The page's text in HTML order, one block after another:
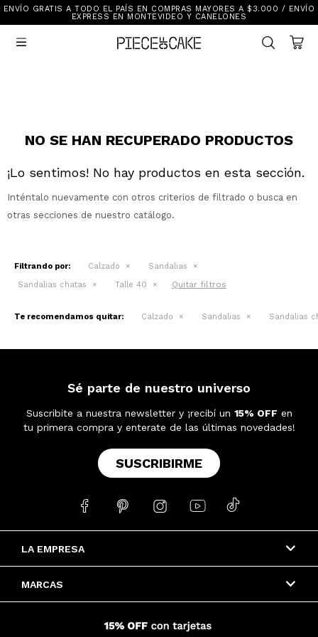
ENVÍO GRATIS A TODO EL PAÍS EN COMPRAS MAYORES A $3.000 / ENVÍO
EXPRESS EN MONTEVIDEO Y CANELONES

NO SE HAN RECUPERADO PRODUCTOS
¡Lo sentimos! No hay productos en esta sección.
Inténtalo nuevamente con otros criterios de filtrado o busca en
otras secciones de nuestro catálogo.
Filtrando por: Calzado
Sandalias
Sandalias chatas
Talle 40 Quitar filtros
Te recomendamos quitar: Calzado Sandalias Sandalias
LA EMPRESA
MARCAS
Sé parte de nuestro universo
Suscribite a nuestra newsletter y ¡recibí un 15% OFF en
tu primera compra y enterate de las últimas novedades!
SUSCRIBIRME
    
Sale
New In
Ver Todo
Vestimenta